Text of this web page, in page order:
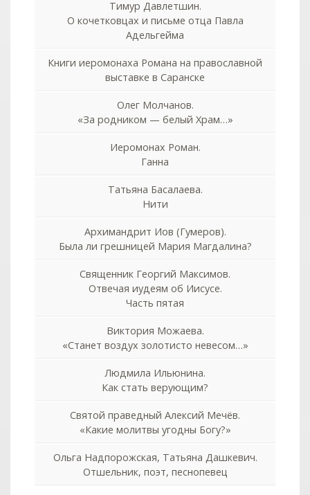
Тимур Давлетшин.
О кочетковцах и письме отца Павла
Адельгейма
Книги иеромонаха Романа на православной
выставке в Саранске
Олег Молчанов.
«За родником — белый Храм…»
Иеромонах Роман.
Ганна
Татьяна Басалаева.
Нити
Архимандрит Иов (Гумеров).
Была ли грешницей Мария Магдалина?
Священник Георгий Максимов.
Отвечая иудеям об Иисусе.
Часть пятая
Виктория Можаева.
«Станет воздух золотисто невесом…»
Людмила Ильюнина.
Как стать верующим?
Святой праведный Алексий Мечёв.
«Какие молитвы угодны Богу?»
Ольга Надпорожская, Татьяна Дашкевич.
Отшельник, поэт, песнопевец